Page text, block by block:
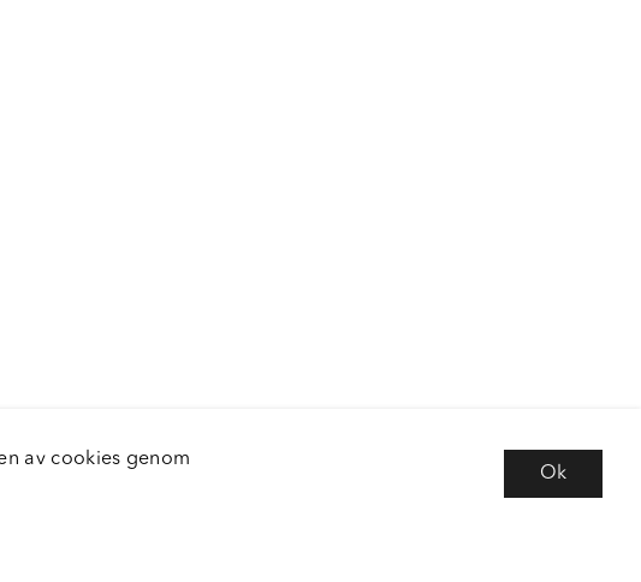
av cookies genom
Ok